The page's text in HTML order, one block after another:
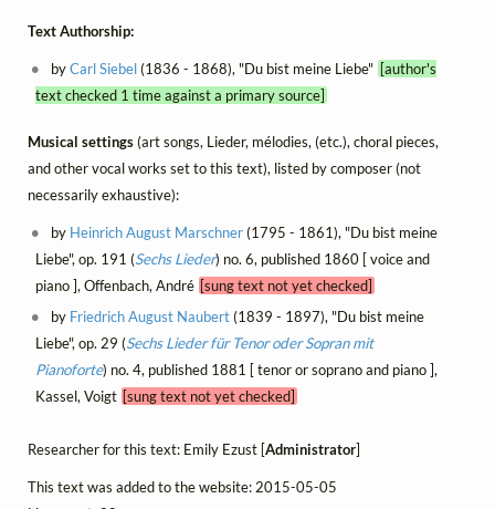
Text Authorship:
byCarl Siebel(1836 - 1868), "Du bist meine Liebe" [author's
text checked 1 time against a primary source]
Musical settings(art songs, Lieder, mélodies, (etc.), choral pieces,
and other vocal works set to this text), listed by composer (not
necessarily exhaustive):
by Heinrich August Marschner(1795 - 1861), "Du bist meine
Liebe", op. 191 (Sechs Lieder) no. 6, published 1860 [ voice and
piano ], Offenbach, André [sung text not yet checked]
by Friedrich August Naubert(1839 - 1897), "Du bist meine
Liebe", op. 29 (Sechs Lieder für Tenor oder Sopran mit
Pianoforte) no. 4, published 1881 [ tenor or soprano and piano ],
Kassel, Voigt [sung text not yet checked]
Researcher for this text: Emily Ezust [Administrator]
This text was added to the website: 2015-05-05